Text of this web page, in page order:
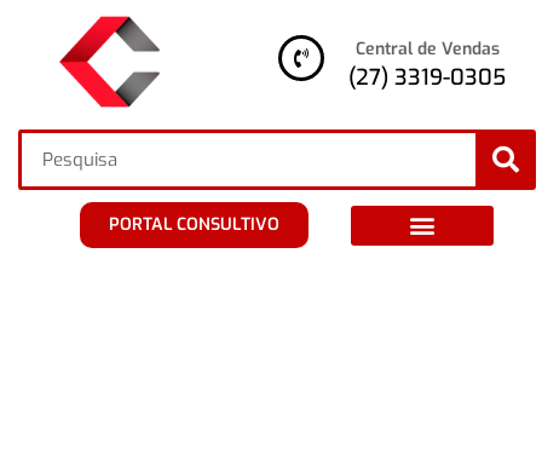
Central de Vendas
(27) 3319-0305
PORTAL CONSULTIVO